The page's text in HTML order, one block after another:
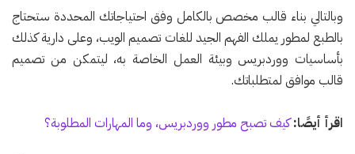
وبالتالي بناء قالب مخصص بالكامل وفق احتياجاتك المحددة ستحتاج
بالطبع لمطور يملك الفهم الجيد للغات تصميم الويب، وعلى دارية كذلك
بأساسيات ووردبريس وبيئة العمل الخاصة به، ليتمكن من تصميم
قالب موافق لمتطلباتك.
اقرأ أيصًا: كيف تصبح مطور ووردبريس، وما المهارات المطلوبة؟